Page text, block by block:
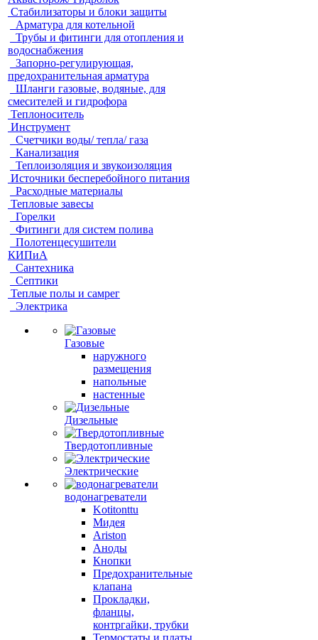
Стабилизаторы и блоки защиты
Арматура для котельной
Трубы и фитинги для отопления и
водоснабжения
Запорно-регулирующая,
предохранительная арматура
Шланги газовые, водяные, для
смесителей и гидрофора
Теплоноситель
Инструмент
Счетчики воды/ тепла/ газа
Канализация
Теплоизоляция и звукоизоляция
Источники бесперебойного питания
Расходные материалы
Тепловые завесы
Горелки
Фитинги для систем полива
Полотенцесушители
КИПиА
Сантехника
Септики
Теплые полы и самрег
Электрика
Газовые
наружного
размещения
напольные
настенные
Дизельные
Твердотопливные
Электрические
водонагреватели
Kotitonttu
Мидея
Ariston
Аноды
Кнопки
Предохранительные
клапана
Прокладки,
фланцы,
контргайки, трубки
Термостаты и платы